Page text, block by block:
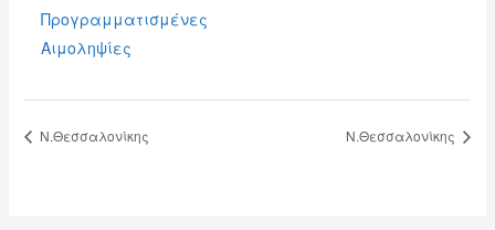
Προγραμματισμένες
Αιμοληψίες
Ν.Θεσσαλονίκης Ν.Θεσσαλονίκης